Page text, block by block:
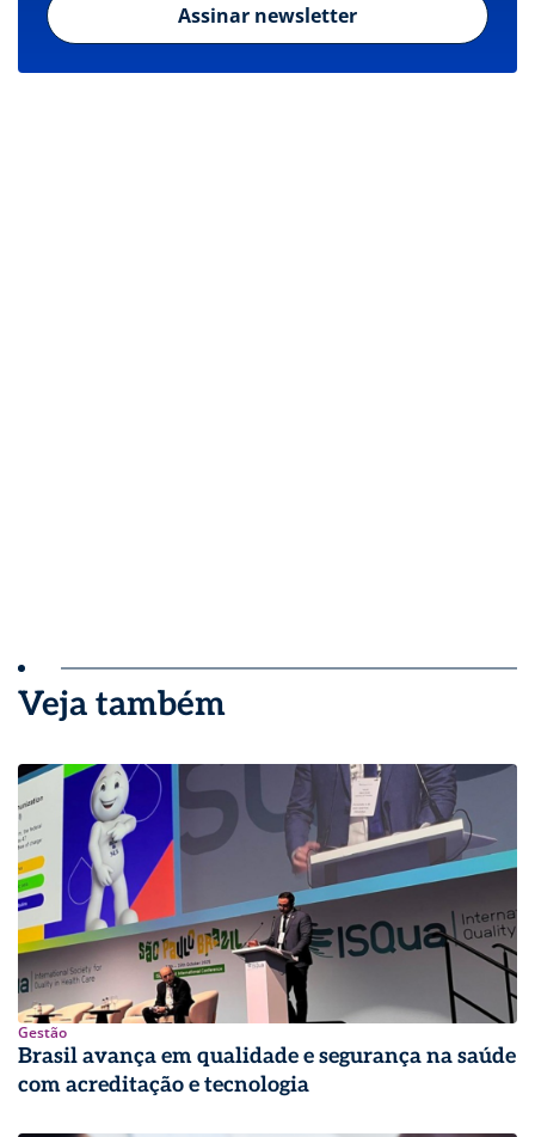
Assinar newsletter
Veja também
Gestão
Brasil avança em qualidade e segurança na saúde
com acreditação e tecnologia